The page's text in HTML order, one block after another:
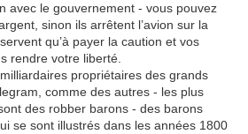
avec le gouvernement - vous pouvez
sinon ils arrêtent l’avion sur la
qu’à payer la caution et vos
rendre votre liberté.
propriétaires des grands
comme des autres - les plus
des robber barons - des barons
se sont illustrés dans les années 1800